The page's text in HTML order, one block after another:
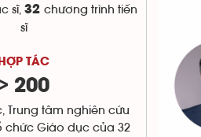
sĩ, 32 chương trình tiến
sĩ
HỢP TÁC
200
Trung tâm nghiên cứu
chức Giáo dục của 32